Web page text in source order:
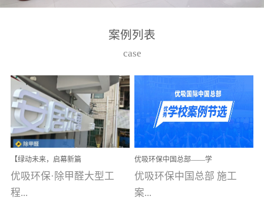
高技能的团队。汇聚了众
取得了多项产品技术专利
和多项国家版权局著作
权，获得高新技术企业称
号。生产优势自主生产自
给自足，优吸公司于2015
在广州番禺区成功建立产
品线生产基地，工厂拥有
自动化生产设备和成熟的
案例列表
case
【绿动未来，启幕新篇
章】优吸环保中标深圳安
居乐寓，超大型工装室内
空气治理项目顺利启航，
优吸环保·除甲醛大型工
程...
优吸环保中国总部——学
校施工案例(节选)
优吸环保中国总部 施工
案...